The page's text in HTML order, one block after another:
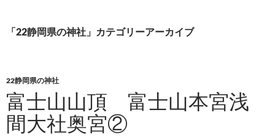
「22静岡県の神社」カテゴリーアーカイブ
22静岡県の神社
富士山山頂 富士山本宮浅
間大社奥宮②